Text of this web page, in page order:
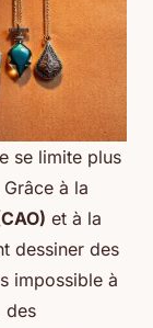
se limite plus
à la
et à la
dessiner des
impossible à
des